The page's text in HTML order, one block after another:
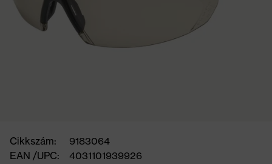
Cikkszám:
9183064
EAN /UPC:
4031101939926